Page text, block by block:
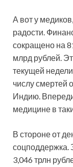
А вот у
радости.
сокращено на
млрд рублей.
текущей
числу смертей
Индию.
медицине в
В стороне от
соцподдержка.
3,046 трлн